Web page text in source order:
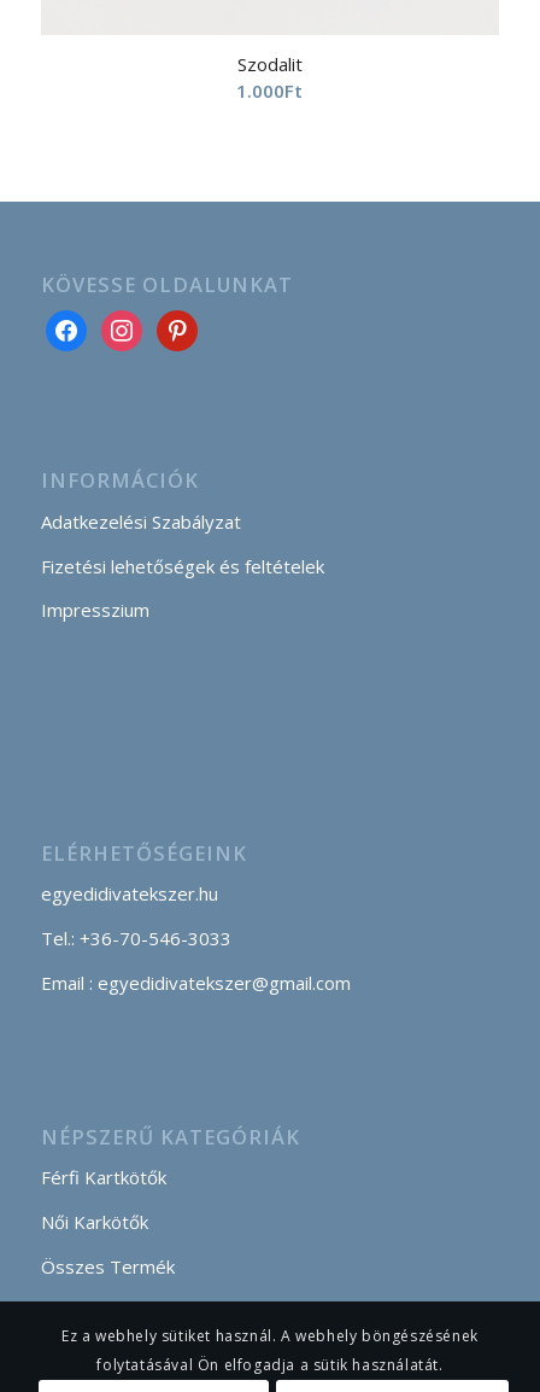
Szodalit
1.000Ft
KÖVESSE OLDALUNKAT
INFORMÁCIÓK
Adatkezelési Szabályzat
Fizetési lehetőségek és feltételek
Impresszium
ELÉRHETŐSÉGEINK
egyedidivatekszer.hu
Tel.: +36-70-546-3033
Email : egyedidivatekszer@gmail.com
NÉPSZERŰ KATEGÓRIÁK
Férfi Kartkötők
Női Karkötők
Összes Termék
Ez a webhely sütiket használ. A webhely böngészésének
folytatásával Ön elfogadja a sütik használatát.